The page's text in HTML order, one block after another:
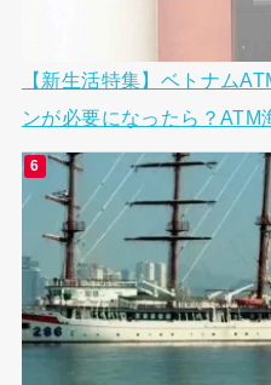
【新生活特集】ベトナム
ンが必要になったら？